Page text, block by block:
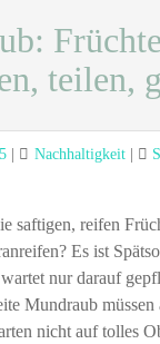
Früchte
teilen,
Categories
Nachhaltigkeit
saftigen, reifen
Es ist
nur darauf
Mundraub
nicht auf tolles